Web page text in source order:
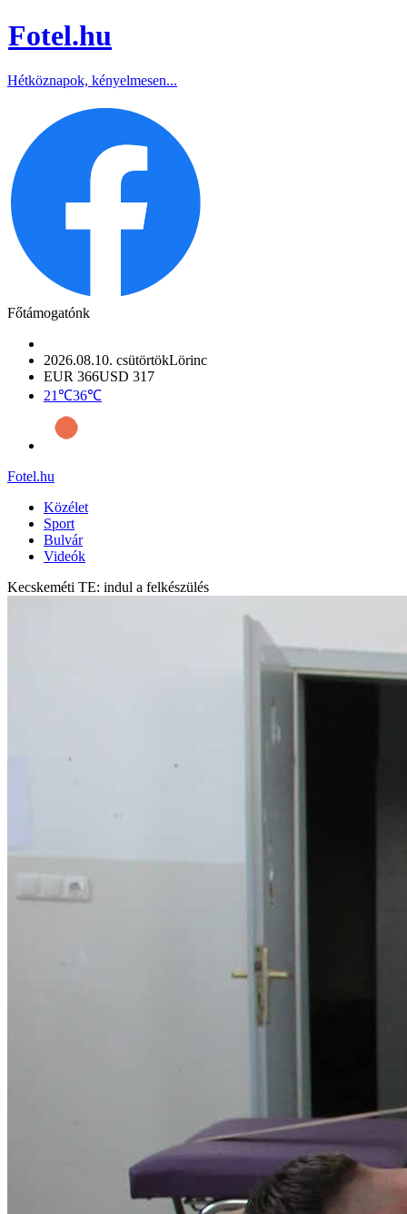
Fotel.hu
Hétköznapok, kényelmesen...
Főtámogatónk
2026.08.10. csütörtökLörinc
EUR 366USD 317
21℃36℃
Fotel.hu
Közélet
Sport
Bulvár
Videók
Kecskeméti TE: indul a felkészülés